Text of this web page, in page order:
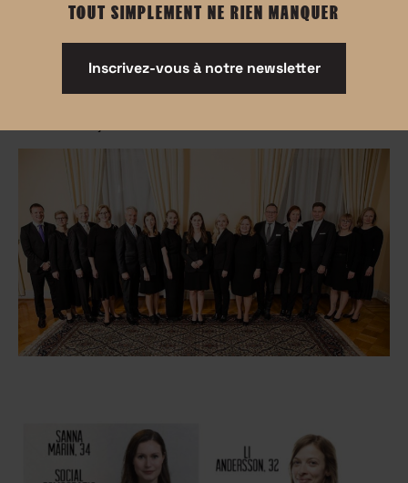
Finalement, l’âge n’est qu’un chiffre qui n’a rien à voir
Sanna Marin est une femme inspirante qu’il faudrait
TOUT SIMPLEMENT NE RIEN MANQUER
Inscrivez-vous à notre newsletter